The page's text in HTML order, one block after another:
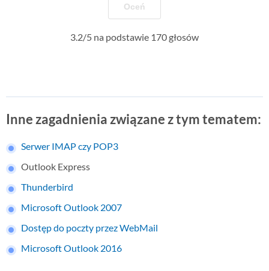
Oceń
3.2/5 na podstawie 170 głosów
Inne zagadnienia związane z tym tematem:
Serwer IMAP czy POP3
Outlook Express
Thunderbird
Microsoft Outlook 2007
Dostęp do poczty przez WebMail
Microsoft Outlook 2016